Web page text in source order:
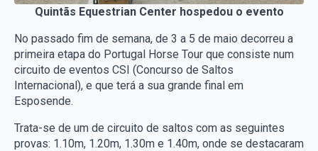
Quintãs Equestrian Center hospedou o evento
No passado fim de semana, de 3 a 5 de maio decorreu a
primeira etapa do Portugal Horse Tour que consiste num
circuito de eventos CSI (Concurso de Saltos
Internacional), e que terá a sua grande final em
Esposende.
Trata-se de um de circuito de saltos com as seguintes
provas: 1.10m, 1.20m, 1.30m e 1.40m, onde se destacaram